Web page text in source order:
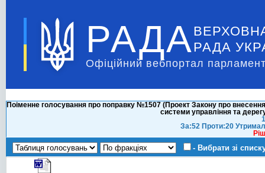
РАДА РАДА
Офіційний вебпортал
Поіменне голосування про поправку №1507 (Проект Закону про
системи управління та
За:52 Проти:20
- Вибрати зі